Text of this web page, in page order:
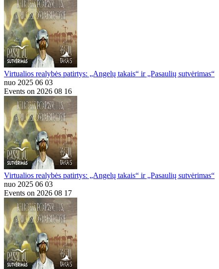
Virtualios realybės patirtys: „Angelų takais“ ir „Pasaulių sutvėrimas“
nuo 2025 06 03
Events on 2026 08 16
Virtualios realybės patirtys: „Angelų takais“ ir „Pasaulių sutvėrimas“
nuo 2025 06 03
Events on 2026 08 17